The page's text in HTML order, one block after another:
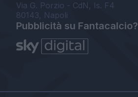
Via G. Porzio - CdN, Is. F4
80143, Napoli
Pubblicità su Fantacalcio?